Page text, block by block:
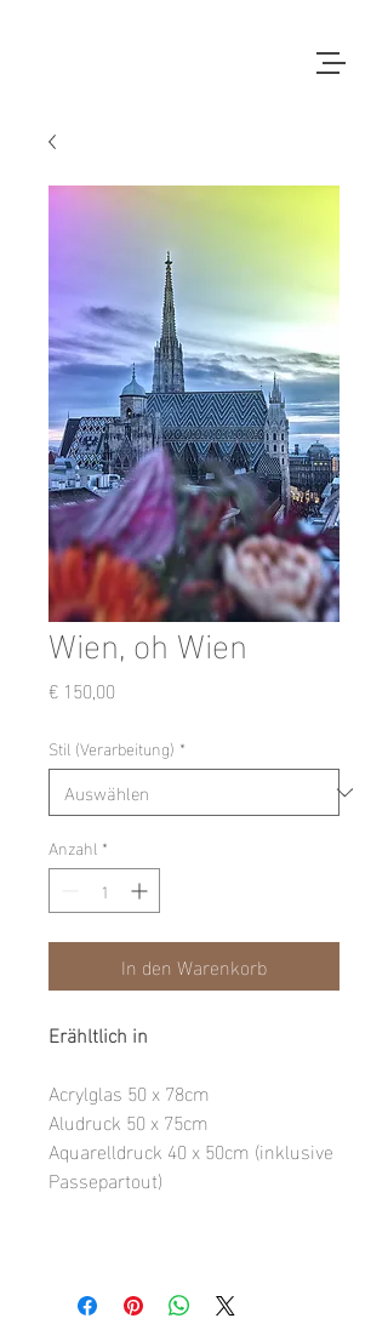
Wien, oh Wien
€ 150,00
Stil (Verarbeitung) *
Anzahl *
In den Warenkorb
Erähltlich in
Acrylglas 50 x 78cm
Aludruck 50 x 75cm
Aquarelldruck 40 x 50cm (inklusive
Passepartout)